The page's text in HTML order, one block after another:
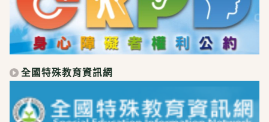
全國特殊教育資訊網